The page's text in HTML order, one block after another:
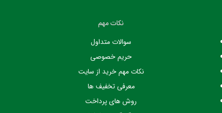
نکات مهم
سوالات متداول
حریم خصوصی
نکات مهم خرید از سایت
معرفی تخفیف ها
روش های پرداخت